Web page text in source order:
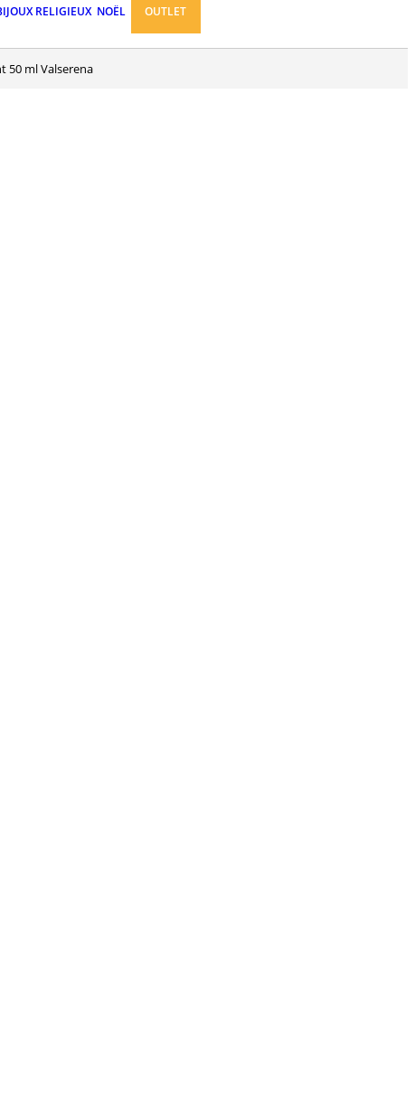
RELIGIEUX NOËL OUTLET
50 ml Valserena